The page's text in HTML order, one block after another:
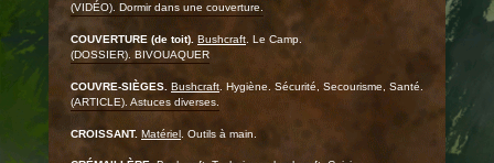
(VIDÉO). Dormir dans une couverture.
COUVERTURE (de toit). Bushcraft . Le Camp.
(DOSSIER). BIVOUAQUER
COUVRE-SIÈGES. Bushcraft . Hygiène. Sécurité, Secourisme, Santé.
(ARTICLE). Astuces diverses.
CROISSANT. Matériel . Outils à main.